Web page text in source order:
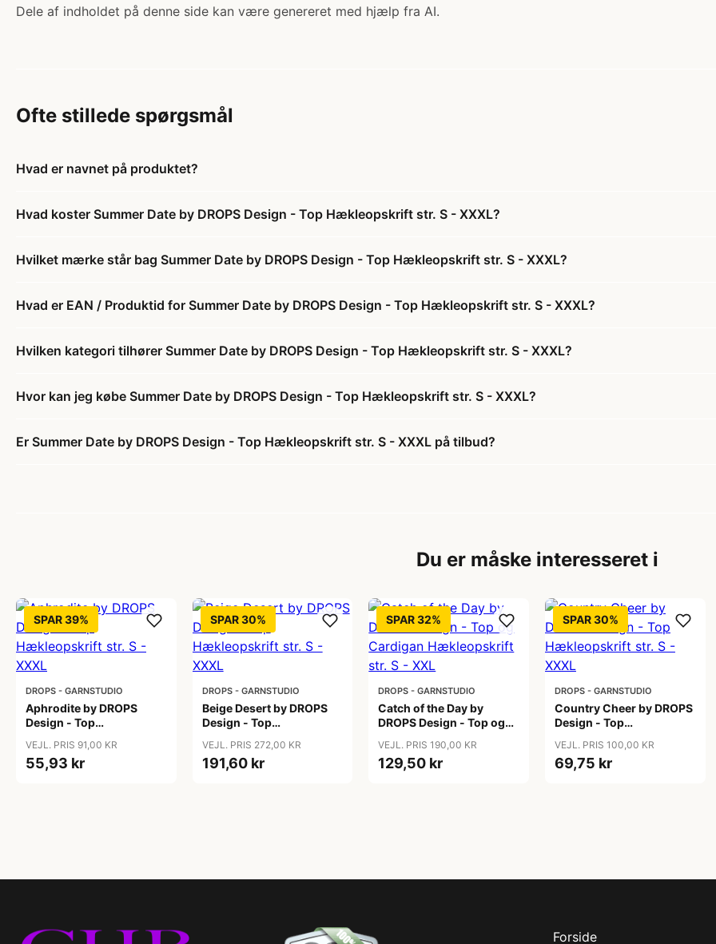
Dele af indholdet på denne side kan være genereret med hjælp fra AI.
Ofte stillede spørgsmål
Hvad er navnet på produktet?
Hvad koster Summer Date by DROPS Design - Top Hækleopskrift str. S - XXXL?
Hvilket mærke står bag Summer Date by DROPS Design - Top Hækleopskrift str. S - XXXL?
Hvad er EAN / Produktid for Summer Date by DROPS Design - Top Hækleopskrift str. S - XXXL?
Hvilken kategori tilhører Summer Date by DROPS Design - Top Hækleopskrift str. S - XXXL?
Hvor kan jeg købe Summer Date by DROPS Design - Top Hækleopskrift str. S - XXXL?
Er Summer Date by DROPS Design - Top Hækleopskrift str. S - XXXL på tilbud?
Du er måske interesseret i
SPAR 39%
DROPS - GARNSTUDIO
Aphrodite by DROPS
Design - Top
XXXL
VEJL. PRIS 91,00 KR
55,93 kr
SPAR 30%
DROPS - GARNSTUDIO
Beige Desert by DROPS
Design - Top
XXXL
VEJL. PRIS 272,00 KR
191,60 kr
SPAR 32%
DROPS - GARNSTUDIO
Catch of the Day by
DROPS Design - Top og
str. S - XXL
VEJL. PRIS 190,00 KR
129,50 kr
SPAR 30%
DROPS - GARNSTUDIO
Country Cheer by DROPS
Design - Top
XXXL
VEJL. PRIS 100,00 KR
69,75 kr
Forside